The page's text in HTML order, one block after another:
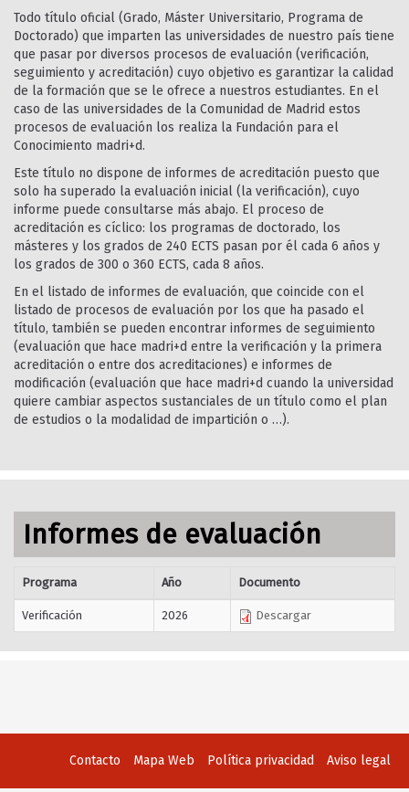
Todo título oficial (Grado, Máster Universitario, Programa de
Doctorado) que imparten las universidades de nuestro país tiene
que pasar por diversos procesos de evaluación (verificación,
seguimiento y acreditación) cuyo objetivo es garantizar la calidad
de la formación que se le ofrece a nuestros estudiantes. En el
caso de las universidades de la Comunidad de Madrid estos
procesos de evaluación los realiza la Fundación para el
Conocimiento madri+d.
Este título no dispone de informes de acreditación puesto que
solo ha superado la evaluación inicial (la verificación), cuyo
informe puede consultarse más abajo. El proceso de
acreditación es cíclico: los programas de doctorado, los
másteres y los grados de 240 ECTS pasan por él cada 6 años y
los grados de 300 o 360 ECTS, cada 8 años.
En el listado de informes de evaluación, que coincide con el
listado de procesos de evaluación por los que ha pasado el
título, también se pueden encontrar informes de seguimiento
(evaluación que hace madri+d entre la verificación y la primera
acreditación o entre dos acreditaciones) e informes de
modificación (evaluación que hace madri+d cuando la universidad
quiere cambiar aspectos sustanciales de un título como el plan
de estudios o la modalidad de impartición o …).
Informes de evaluación
Programa Año Documento
Verificación 2026 Descargar
Contacto Mapa Web Política privacidad Aviso legal